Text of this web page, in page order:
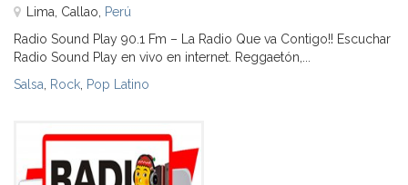
Lima, Callao, Perú
Radio Sound Play 90.1 Fm – La Radio Que va Contigo!! Escuchar
Radio Sound Play en vivo en internet. Reggaetón,...
Salsa Rock Pop Latino